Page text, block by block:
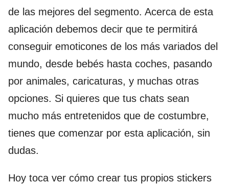
de las mejores del segmento. Acerca de esta
aplicación debemos decir que te permitirá
conseguir emoticones de los más variados del
mundo, desde bebés hasta coches, pasando
por animales, caricaturas, y muchas otras
opciones. Si quieres que tus chats sean
mucho más entretenidos que de costumbre,
tienes que comenzar por esta aplicación, sin
dudas.
Hoy toca ver cómo crear tus propios stickers